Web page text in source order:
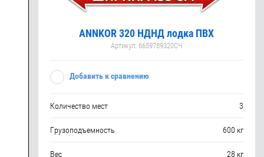
ANNKOR 320 НДНД лодка ПВХ
Артикул: 6659789320СЧ
Добавить к сравнению
Количество мест 3
Грузоподъемность 600 кг
Вес 28 кг